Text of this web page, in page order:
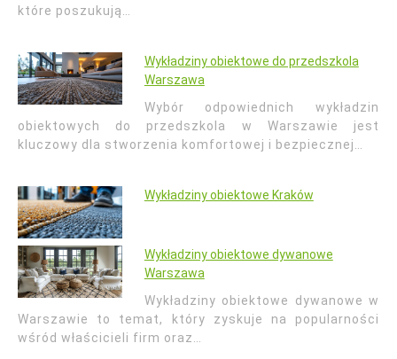
które poszukują…
Wykładziny obiektowe do przedszkola
Warszawa
Wybór odpowiednich wykładzin
obiektowych do przedszkola w Warszawie jest
kluczowy dla stworzenia komfortowej i bezpiecznej…
Wykładziny obiektowe Kraków
Wykładziny obiektowe dywanowe
Warszawa
Wykładziny obiektowe dywanowe w
Warszawie to temat, który zyskuje na popularności
wśród właścicieli firm oraz…